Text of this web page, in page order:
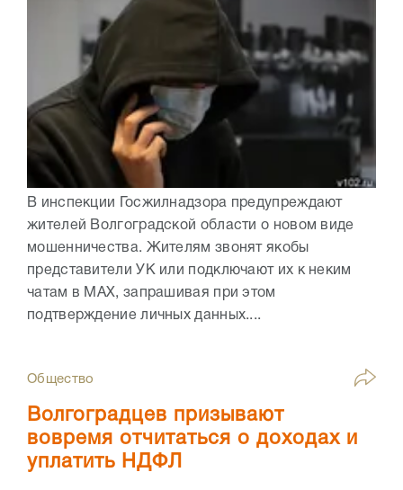
В инспекции Госжилнадзора предупреждают
жителей Волгоградской области о новом виде
мошенничества. Жителям звонят якобы
представители УК или подключают их к неким
чатам в МАХ, запрашивая при этом
подтверждение личных данных....
Общество
Волгоградцев призывают
вовремя отчитаться о доходах и
уплатить НДФЛ